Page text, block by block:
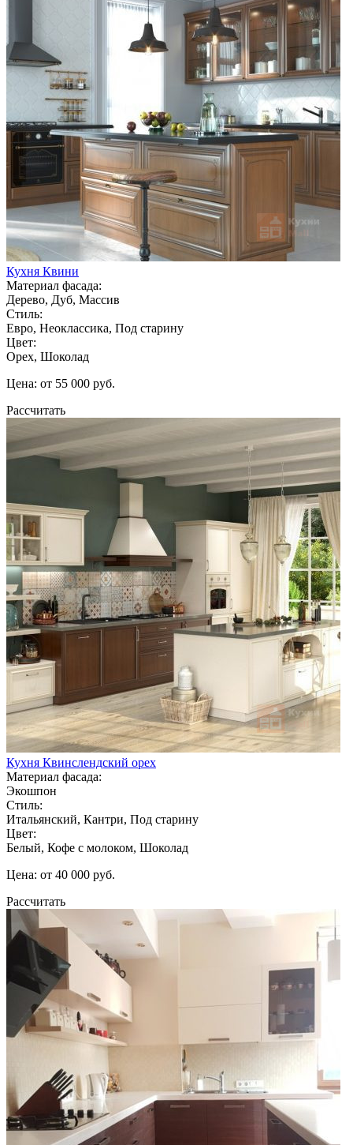
Кухня Квини
Материал фасада:
Дерево, Дуб, Массив
Стиль:
Евро, Неоклассика, Под старину
Цвет:
Орех, Шоколад
Цена: от 55 000 руб.
Рассчитать
Кухня Квинслендский орех
Материал фасада:
Экошпон
Стиль:
Итальянский, Кантри, Под старину
Цвет:
Белый, Кофе с молоком, Шоколад
Цена: от 40 000 руб.
Рассчитать